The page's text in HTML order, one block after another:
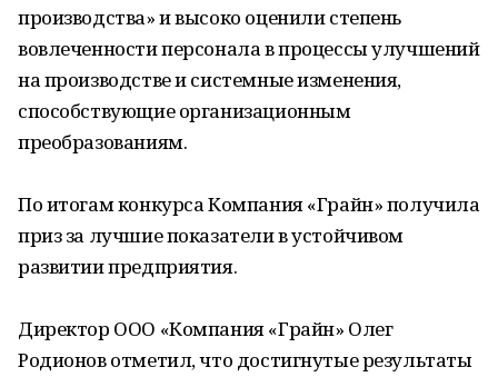
производства» и высоко оценили степень
вовлеченности персонала в процессы улучшений
на производстве и системные изменения,
способствующие организационным
преобразованиям.
По итогам конкурса Компания «Грайн» получила
приз за лучшие показатели в устойчивом
развитии предприятия.
Директор ООО «Компания «Грайн» Олег
Родионов отметил, что достигнутые результаты